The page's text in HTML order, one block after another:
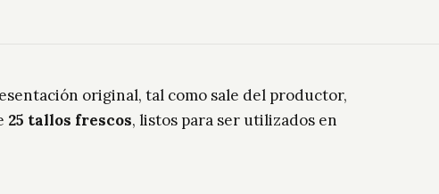
original, tal como sale del productor,
25 tallos frescos, listos para ser utilizados en